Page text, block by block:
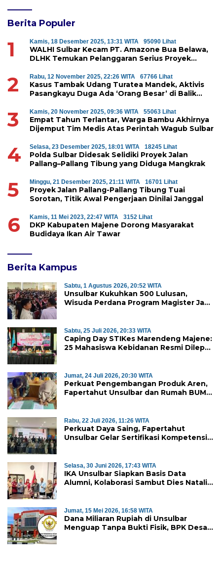
Berita Populer
1 Kamis, 18 Desember 2025, 13:31 WITA 95090 Lihat
WALHI Sulbar Kecam PT. Amazone Bua Belawa,
DLHK Temukan Pelanggaran Serius Proyek
2 Rabu, 12 November 2025, 22:26 WITA 67766 Lihat
Kasus Tambak Udang Turatea Mandek, Aktivis
Pasangkayu Duga Ada ‘Orang Besar’ di Balik
3 Kamis, 20 November 2025, 09:36 WITA 55063 Lihat
Empat Tahun Terlantar, Warga Bambu Akhirnya
Dijemput Tim Medis Atas Perintah Wagub Sulbar
4 Selasa, 23 Desember 2025, 18:01 WITA 18245 Lihat
Polda Sulbar Didesak Selidiki Proyek Jalan
Pallang–Pallang Tibung yang Diduga Mangkrak
5 Minggu, 21 Desember 2025, 21:11 WITA 16701 Lihat
Proyek Jalan Pallang-Pallang Tibung Tuai
Sorotan, Titik Awal Pengerjaan Dinilai Janggal
6 Kamis, 11 Mei 2023, 22:47 WITA 3152 Lihat
DKP Kabupaten Majene Dorong Masyarakat
Budidaya Ikan Air Tawar
Berita Kampus
Sabtu, 1 Agustus 2026, 20:52 WITA
Unsulbar Kukuhkan 500 Lulusan,
Wisuda Perdana Program Magister Jadi
Sabtu, 25 Juli 2026, 20:33 WITA
Caping Day STIKes Marendeng Majene:
25 Mahasiswa Kebidanan Resmi Dilepas
Jumat, 24 Juli 2026, 20:30 WITA
Perkuat Pengembangan Produk Aren,
Fapertahut Unsulbar dan Rumah BUMN
Rabu, 22 Juli 2026, 11:26 WITA
Perkuat Daya Saing, Fapertahut
Unsulbar Gelar Sertifikasi Kompetensi
Selasa, 30 Juni 2026, 17:43 WITA
IKA Unsulbar Siapkan Basis Data
Alumni, Kolaborasi Sambut Dies Natalis
Jumat, 15 Mei 2026, 16:58 WITA
Dana Miliaran Rupiah di Unsulbar
Menguap Tanpa Bukti Fisik, BPK Desak